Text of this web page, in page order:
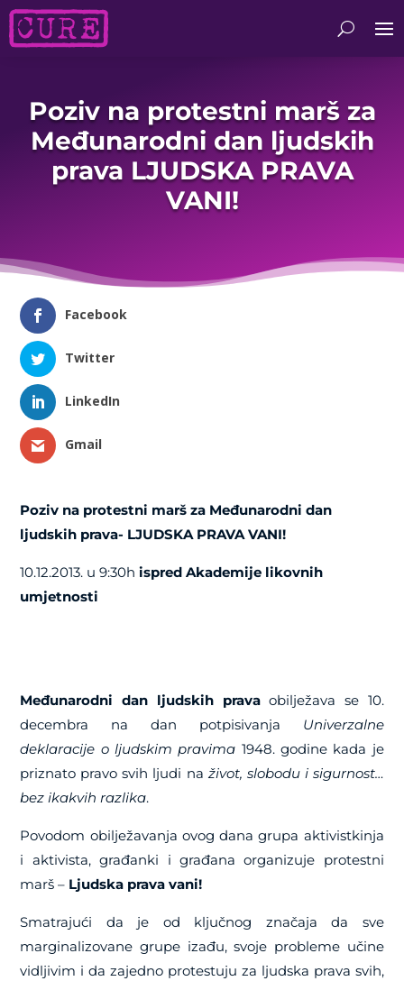
Poziv na protestni marš za
Međunarodni dan ljudskih
prava LJUDSKA PRAVA
VANI!
Facebook
Twitter
LinkedIn
Gmail
Poziv na protestni marš za Međunarodni dan
ljudskih prava- LJUDSKA PRAVA VANI!
10.12.2013. u 9:30h ispred Akademije likovnih
umjetnosti
Međunarodni dan ljudskih pravaobilježava se 10.
decembra na dan potpisivanja Univerzalne
deklaracije o ljudskim pravima 1948. godine kada je
priznato pravo svih ljudi na život, slobodu i sigurnost…
bez ikakvih razlika.
Povodom obilježavanja ovog dana grupa aktivistkinja
i aktivista, građanki i građana organizuje protestni
marš – Ljudska prava vani!
Smatrajući da je od ključnog značaja da sve
marginalizovane grupe izađu, svoje probleme učine
vidljivim i da zajedno protestuju za ljudska prava svih,